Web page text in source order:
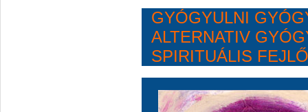
GYÓGYULNI
ALTERNATIV
SPIRITUÁLIS